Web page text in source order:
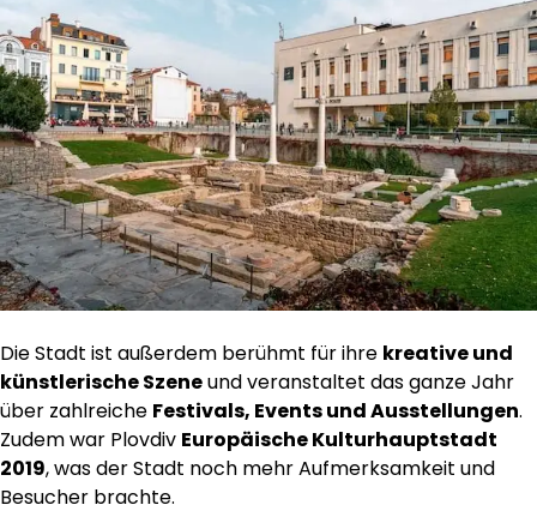
Die Stadt ist außerdem berühmt für ihre kreative und
künstlerische Szeneund veranstaltet das ganze Jahr
über zahlreiche Festivals, Events und Ausstellungen.
Zudem war Plovdiv Europäische Kulturhauptstadt
2019, was der Stadt noch mehr Aufmerksamkeit und
Besucher brachte.